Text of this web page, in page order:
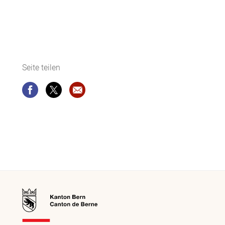
Seite teilen
Seite teilenSeite teilenWebsite-Empfehlung: Zivilstandsamt